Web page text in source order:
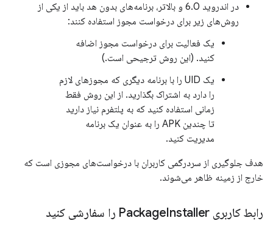
در اندروید 6.0 و بالاتر، برنامه‌های بدون هد باید از یکی از
روش‌های زیر برای درخواست مجوز استفاده کنند:
یک فعالیت برای درخواست مجوز اضافه
کنید. (این روش ترجیحی است.)
یک UID را با برنامه دیگری که مجوزهای لازم
را دارد به اشتراک بگذارید. از این روش فقط
زمانی استفاده کنید که به پلتفرم نیاز دارید
تا چندین APK را به عنوان یک برنامه
مدیریت کنید.
هدف جلوگیری از سردرگمی کاربران با درخواست‌های مجوزی است که
خارج از زمینه ظاهر می‌شوند.
رابط کاربری Package Installer را سفارشی کنید